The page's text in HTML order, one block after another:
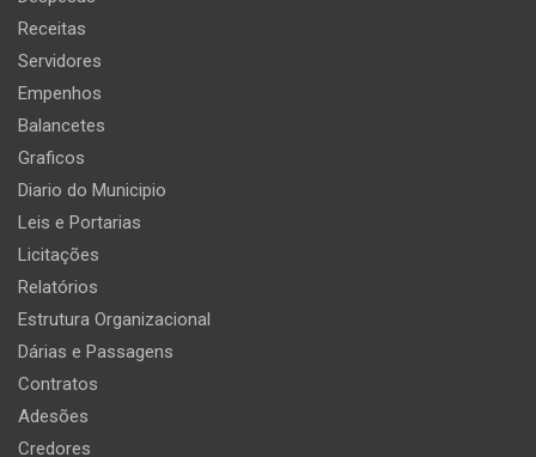
Receitas
Servidores
Empenhos
Balancetes
Graficos
Diario do Municipio
Leis e Portarias
Licitações
Relatórios
Estrutura Organizacional
Dárias e Passagens
Contratos
Adesões
Credores